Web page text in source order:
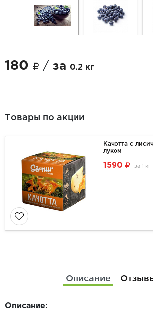
180 / за 0.2 кг
Товары по акции
Качотта с
луком
1590 за 1 кг
Описание
Описание: